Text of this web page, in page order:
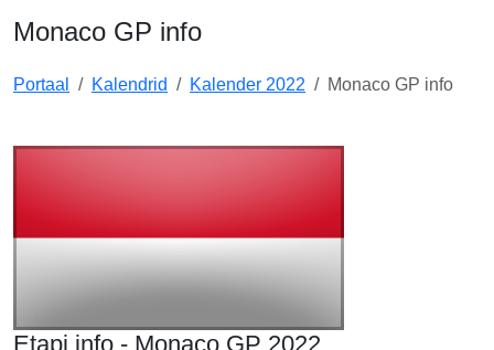
Monaco GP info
Portaal Kalendrid Kalender 2022 Monaco GP info
Etapi info - Monaco GP 2022